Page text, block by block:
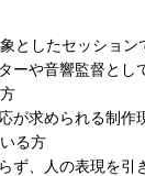
ション
2026
ッション
格
ログラムのご案内
メディア
/ 取材規定
としたセッション
ーや音響監督とし
が求められる制作
る方
ず、人の表現を引